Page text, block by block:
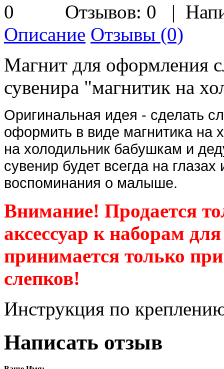
Отзывов: 0 |
Описание Отзывы (0)
Магнит для оформления
сувенира "магнитик на
Оригинальная идея - сделать
оформить в виде магнитика на
на холодильник бабушкам и
сувенир будет всегда на
воспоминания о малыше.
Внимание! Продается
аксессуар к наборам
принимается только
слепков!
Инструкция по
Написать отзыв